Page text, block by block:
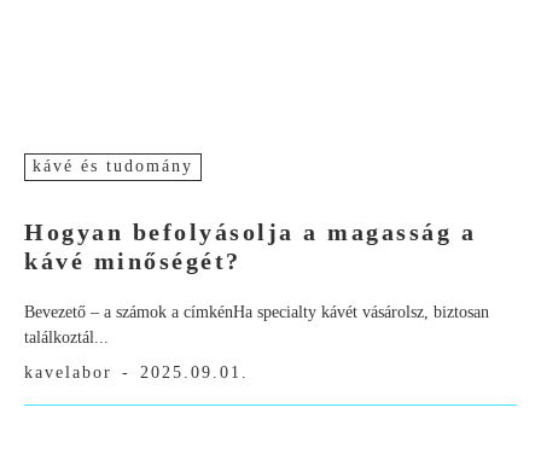
kávé és tudomány
Hogyan befolyásolja a magasság a
kávé minőségét?
Bevezető – a számok a címkénHa specialty kávét vásárolsz, biztosan
találkoztál...
kavelabor
- 2025.09.01.